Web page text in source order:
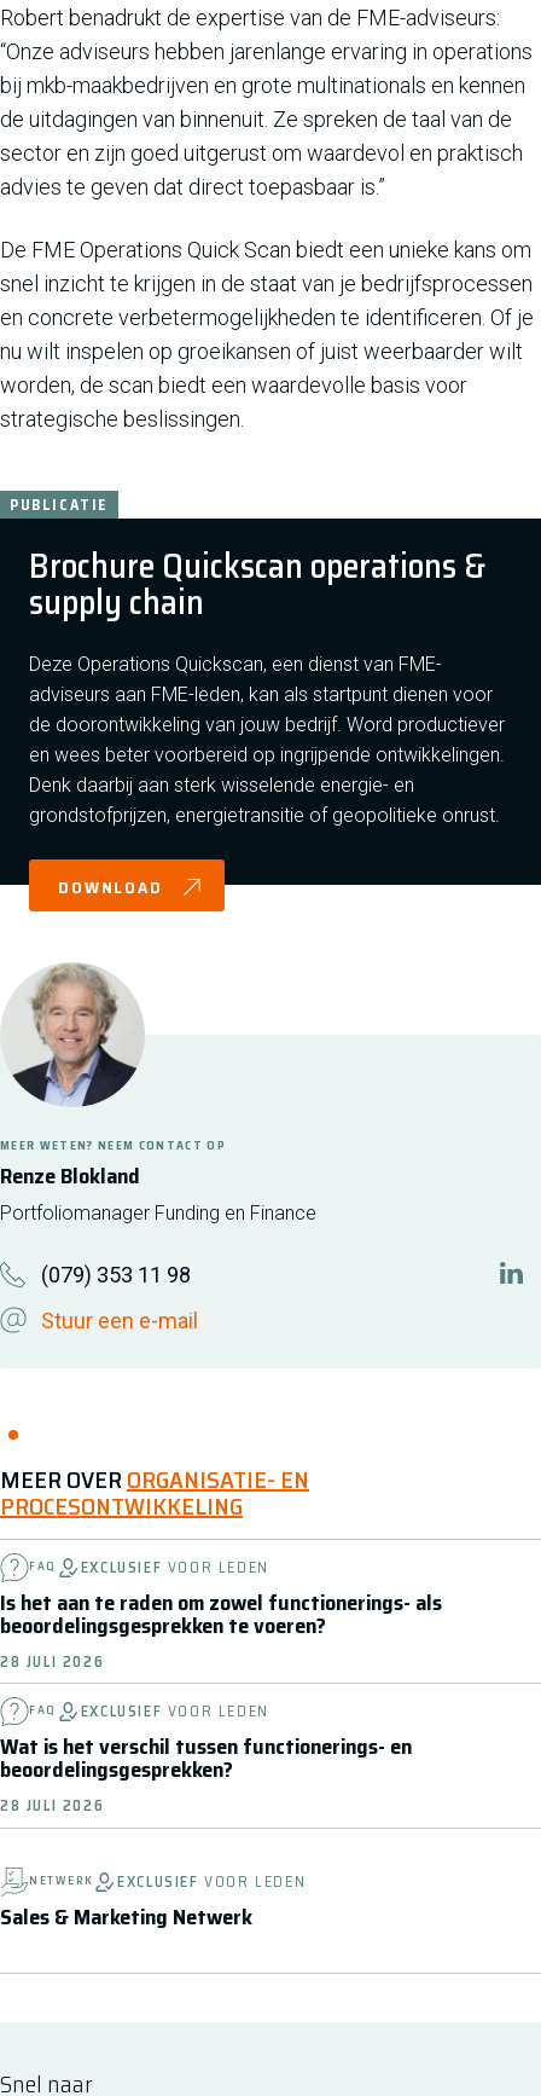
Robert benadrukt de expertise van de FME-adviseurs:
“Onze adviseurs hebben jarenlange ervaring in operations
bij mkb-maakbedrijven en grote multinationals en kennen
de uitdagingen van binnenuit. Ze spreken de taal van de
sector en zijn goed uitgerust om waardevol en praktisch
advies te geven dat direct toepasbaar is.”
De FME Operations Quick Scan biedt een unieke kans om
snel inzicht te krijgen in de staat van je bedrijfsprocessen
en concrete verbetermogelijkheden te identificeren. Of je
nu wilt inspelen op groeikansen of juist weerbaarder wilt
worden, de scan biedt een waardevolle basis voor
strategische beslissingen.
Brochure Quickscan operations &
supply chain
Deze Operations Quickscan, een dienst van FME-
adviseurs aan FME-leden, kan als startpunt dienen voor
de doorontwikkeling van jouw bedrijf. Word productiever
en wees beter voorbereid op ingrijpende ontwikkelingen.
Denk daarbij aan sterk wisselende energie- en
grondstofprijzen, energietransitie of geopolitieke onrust.
PUBLICATIE
DOWNLOAD
Renze Blokland
MEER WETEN? NEEM CONTACT OP
Portfoliomanager Funding en Finance
(079) 353 11 98
Stuur een e-mail
MEER OVERORGANISATIE- EN
PROCESONTWIKKELING
FAQ EXCLUSIEF VOOR LEDEN
Is het aan te raden om zowel functionerings- als
beoordelingsgesprekken te voeren?
28 JULI 2026
FAQ EXCLUSIEF VOOR LEDEN
Wat is het verschil tussen functionerings- en
beoordelingsgesprekken?
28 JULI 2026
NETWERK EXCLUSIEFVOOR LEDEN
Sales & Marketing Netwerk
Snel naar